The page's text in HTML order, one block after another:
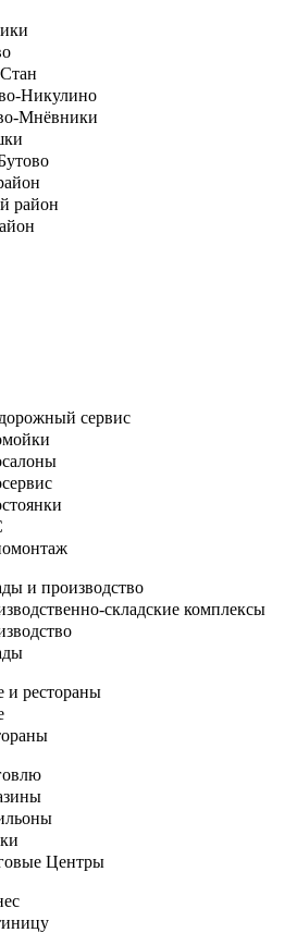
Никулино
Мнёвники
район
сервис
и производство
складские комплексы
и рестораны
Центры